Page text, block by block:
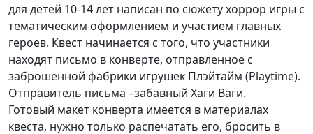
для детей 10-14 лет написан по сюжету хоррор игры с
тематическим оформлением и участием главных
героев. Квест начинается с того, что участники
находят письмо в конверте, отправленное с
заброшенной фабрики игрушек Плэйтайм (Playtime).
Отправитель письма –забавный Хаги Ваги.
Готовый макет конверта имеется в материалах
квеста, нужно только распечатать его, бросить в